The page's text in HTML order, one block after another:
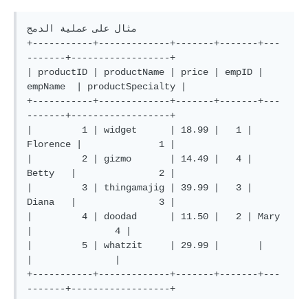
مثال على عملية الدمج
+-----------+-------------+-------+-------+---
-------+------------------+
| productID | productName | price | empID |
empName  | productSpecialty |
+-----------+-------------+-------+-------+---
-------+------------------+
|         1 | widget      | 18.99 |   1 |
Florence |              1 |
|         2 | gizmo       | 14.49 |   4 |
Betty   |               2 |
|         3 | thingamajig | 39.99 |   3 |
Diana   |               3 |
|         4 | doodad      | 11.50 |   2 | Mary
|               4 |
|         5 | whatzit     | 29.99 |       |
+-----------+-------------+-------+-------+---